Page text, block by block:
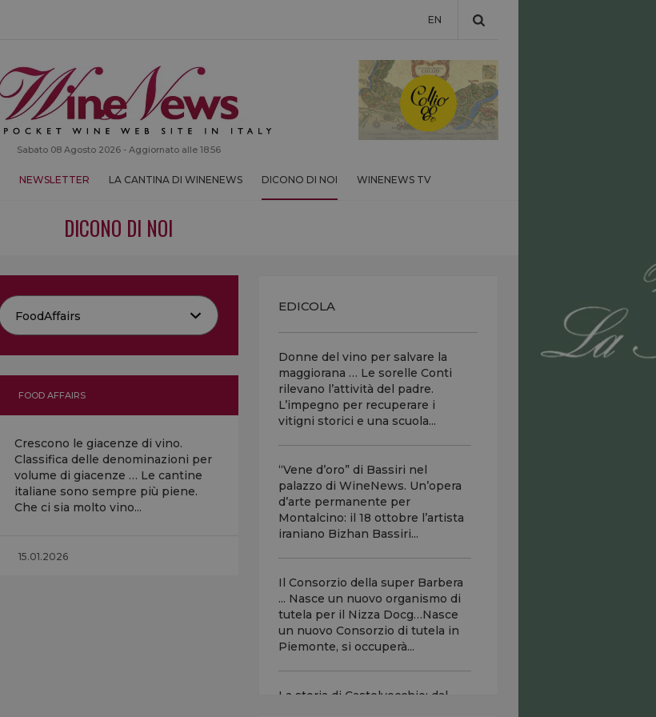
EN
Sabato 08 Agosto 2026 - Aggiornato alle 18:56
NEWSLETTER LA CANTINA DI WINENEWS DICONO DI NOI WINENEWS TV
DICONO DI NOI
FOOD AFFAIRS
Crescono le giacenze di vino.
Classifica delle denominazioni per
volume di giacenze … Le cantine
italiane sono sempre più piene.
Che ci sia molto vino...
15.01.2026
EDICOLA
Donne del vino per salvare la
maggiorana … Le sorelle Conti
rilevano l’attività del padre.
L’impegno per recuperare i
vitigni storici e una scuola...
“Vene d’oro” di Bassiri nel
palazzo di WineNews. Un’opera
d’arte permanente per
Montalcino: il 18 ottobre l’artista
iraniano Bizhan Bassiri...
Il Consorzio della super Barbera
... Nasce un nuovo organismo di
tutela per il Nizza Docg…Nasce
un nuovo Consorzio di tutela in
Piemonte, si occuperà...
La storia di Castelvecchio: dal